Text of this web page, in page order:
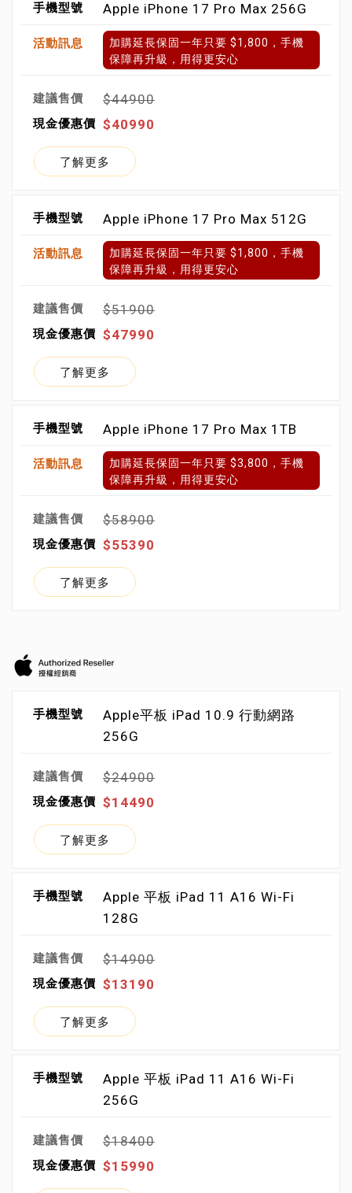
Apple iPhone 17 Pro Max 256G
加購延長保固一年只要 $1,800，手機
保障再升級，用得更安心
$44900
$40990
了解更多
Apple iPhone 17 Pro Max 512G
加購延長保固一年只要 $1,800，手機
保障再升級，用得更安心
$51900
$47990
了解更多
Apple iPhone 17 Pro Max 1TB
加購延長保固一年只要 $3,800，手機
保障再升級，用得更安心
$58900
$55390
了解更多
Apple平板 iPad 10.9 行動網路
256G
$24900
$14490
了解更多
Apple 平板 iPad 11 A16 Wi-Fi
128G
$14900
$13190
了解更多
Apple 平板 iPad 11 A16 Wi-Fi
256G
$18400
$15990